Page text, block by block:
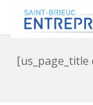
[us_page_title